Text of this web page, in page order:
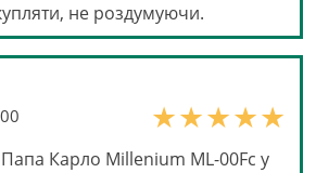
не роздумуючи.
Карло Millenium ML-00Fс у